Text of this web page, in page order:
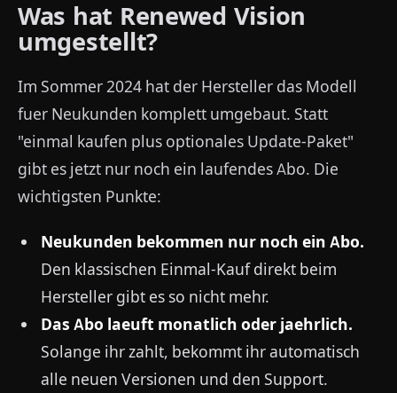
Was hat Renewed Vision
umgestellt?
Im Sommer 2024 hat der Hersteller das Modell
fuer Neukunden komplett umgebaut. Statt
"einmal kaufen plus optionales Update-Paket"
gibt es jetzt nur noch ein laufendes Abo. Die
wichtigsten Punkte:
Neukunden bekommen nur noch ein Abo.
Den klassischen Einmal-Kauf direkt beim
Hersteller gibt es so nicht mehr.
Das Abo laeuft monatlich oder jaehrlich.
Solange ihr zahlt, bekommt ihr automatisch
alle neuen Versionen und den Support.